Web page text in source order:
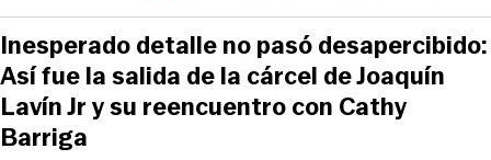
Inesperado detalle no pasó desapercibido:
Así fue la salida de la cárcel de Joaquín
Lavín Jr y su reencuentro con Cathy
Barriga